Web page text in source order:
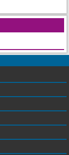
negli
23 Ott 2026